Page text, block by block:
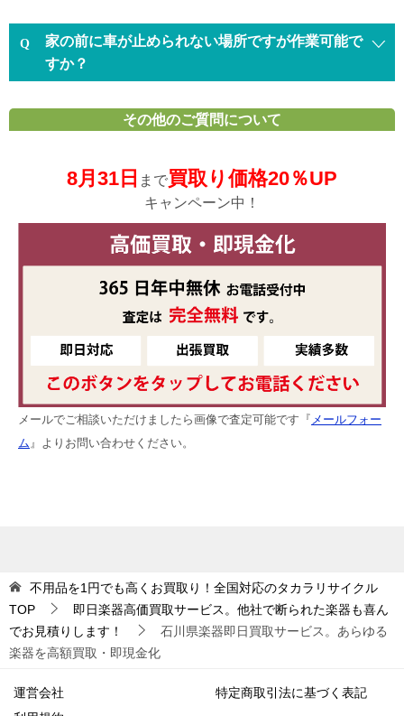
家の前に車が止められない場所ですが作業可能で
すか？
その他のご質問について
8月31日 まで買取り価格20％UP
キャンペーン中！
メールでご相談いただけましたら画像で査定可能です『 メールフォー
ム 』よりお問い合わせください。
不用品を1円でも高くお買取り！全国対応のタカラリサイクル
TOP
即日楽器高価買取サービス。他社で断られた楽器も喜ん
でお見積りします！
石川県楽器即日買取サービス。あらゆる
楽器を高額買取・即現金化
運営会社
特定商取引法に基づく表記